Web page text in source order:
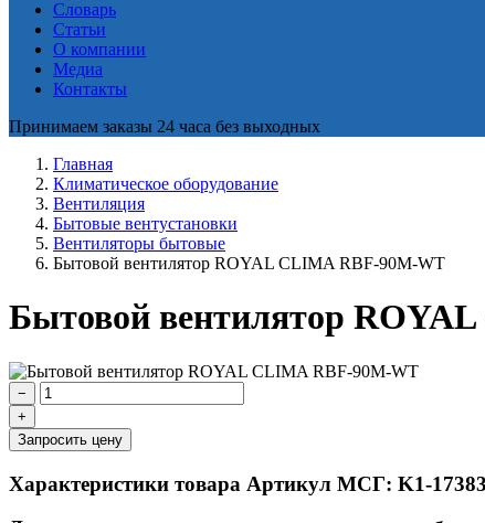
Словарь
Статьи
О компании
Медиа
Контакты
Принимаем заказы 24 часа без выходных
Главная
Климатическое оборудование
Вентиляция
Бытовые вентустановки
Вентиляторы бытовые
Бытовой вентилятор ROYAL CLIMA RBF-90M-WT
Бытовой вентилятор
−
+
Запросить цену
Характеристики товара Артикул МСГ: K1-